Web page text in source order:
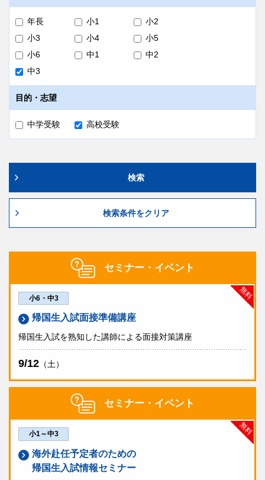
年長 小1
小2
小3
小4
小5
小6
中1
中2
中3
目的・志望
中学受験 高校受験
検索
検索条件をクリア
セミナー・イベント
無料
小6・中3
帰国生入試面接準備講座
帰国生入試を熟知した講師による面接対策講座
9/12 （土）
セミナー・イベント
無料
小1～中3
海外赴任予定者のための
帰国生入試情報セミナー